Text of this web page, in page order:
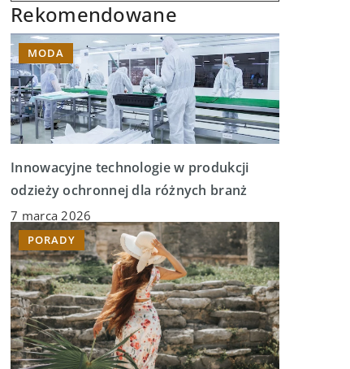
Rekomendowane
MODA
Innowacyjne technologie w produkcji
odzieży ochronnej dla różnych branż
7 marca 2026
PORADY